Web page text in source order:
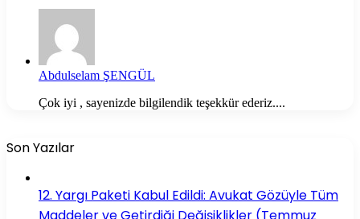
Abdulselam ŞENGÜL
Çok iyi , sayenizde bilgilendik teşekkür ederiz....
Son Yazılar
12. Yargı Paketi Kabul Edildi: Avukat Gözüyle Tüm
Maddeler ve Getirdiği Değişiklikler (Temmuz